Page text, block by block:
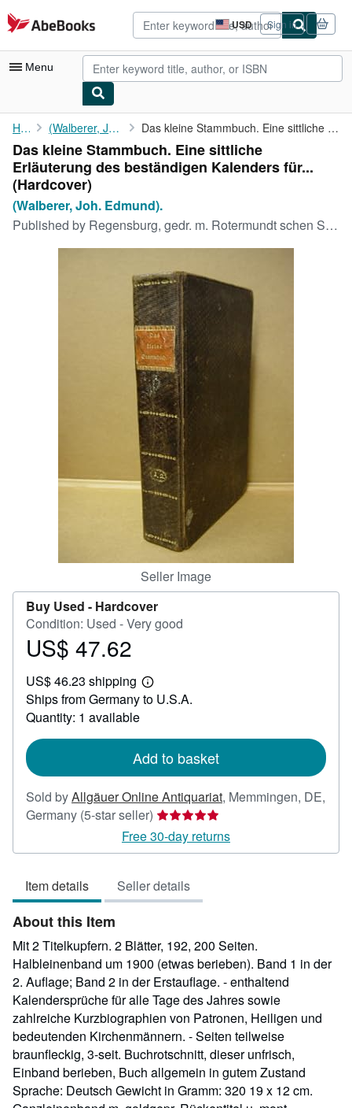
Skip to main content
AbeBooks.com USD
Site
shopping
preferences
Sign in
Menu
My Account
My Purchases
Advanced Search
Browse Collections
CLOSE
Home (Walberer, Joh. Edmund). Das kleine Stammbuch. Eine sittliche Erläuterung des beständigen...
Das kleine Stammbuch. Eine sittliche
Erläuterung des beständigen Kalenders für...
(Hardcover)
(Walberer, Joh. Edmund).
Published by Regensburg, gedr. m. Rotermundt schen Schriften, 1816
Seller Image
Buy Used - Hardcover
Condition: Used - Very good
Price
47.62
US$ 47.62
US$ 46.23 shipping
Learn
more
Ships from Germany to U.S.A.
Quantity: 1 available
Add to basket
Sold byAllgäuer Online Antiquariat, Memmingen, DE,
Germany (5-star seller) Seller
rating
5
of
5
Free 30-day returns
Item details Seller details
About this Item
Mit 2 Titelkupfern. 2 Blätter, 192, 200 Seiten.
Halbleinenband um 1900 (etwas berieben). Band 1 in der
2. Auflage; Band 2 in der Erstauflage. - enthaltend
Kalendersprüche für alle Tage des Jahres sowie
zahlreiche Kurzbiographien von Patronen, Heiligen und
bedeutenden Kirchenmännern. - Seiten teilweise
braunfleckig, 3-seit. Buchrotschnitt, dieser unfrisch,
Einband berieben, Buch allgemein in gutem Zustand
Sprache: Deutsch Gewicht in Gramm: 320 19 x 12 cm.